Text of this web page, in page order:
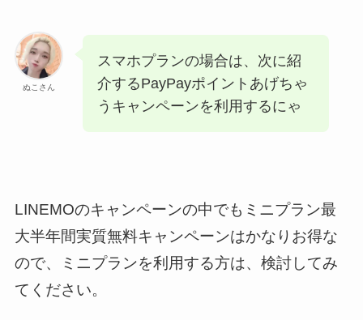
ぬこさん
スマホプランの場合は、次に紹
介するPayPayポイントあげちゃ
うキャンペーンを利用するにゃ
LINEMOのキャンペーンの中でもミニプラン最
大半年間実質無料キャンペーンはかなりお得な
ので、ミニプランを利用する方は、検討してみ
てください。